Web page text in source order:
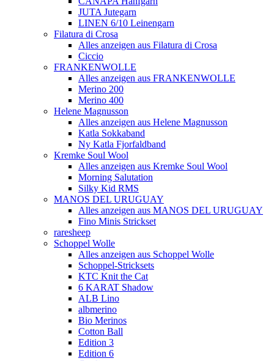
JUTA Jutegarn
LINEN 6/10 Leinengarn
Filatura di Crosa
Alles anzeigen aus Filatura di Crosa
Ciccio
FRANKENWOLLE
Alles anzeigen aus FRANKENWOLLE
Merino 200
Merino 400
Helene Magnusson
Alles anzeigen aus Helene Magnusson
Katla Sokkaband
Ny Katla Fjorfaldband
Kremke Soul Wool
Alles anzeigen aus Kremke Soul Wool
Morning Salutation
Silky Kid RMS
MANOS DEL URUGUAY
Alles anzeigen aus MANOS DEL URUGUAY
Fino Minis Strickset
raresheep
Schoppel Wolle
Alles anzeigen aus Schoppel Wolle
Schoppel-Stricksets
KTC Knit the Cat
6 KARAT Shadow
ALB Lino
albmerino
Bio Merinos
Cotton Ball
Edition 3
Edition 6